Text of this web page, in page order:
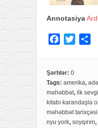
Annotasiya
e
b
o
o
t
e
r
e
Şərhlər: 0
Tags: amerika,
məhəbbət, ilk sevgi
kitabı karandaşla
məhəbbət tarixçəsi
nyu york, soyqırım,